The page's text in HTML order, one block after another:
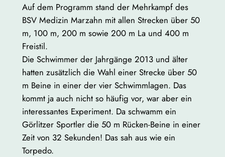
Auf dem Programm stand der Mehrkampf des
BSV Medizin Marzahn mit allen Strecken über 50
m, 100 m, 200 m sowie 200 m La und 400 m
Freistil.
Die Schwimmer der Jahrgänge 2013 und älter
hatten zusätzlich die Wahl einer Strecke über 50
m Beine in einer der vier Schwimmlagen. Das
kommt ja auch nicht so häufig vor, war aber ein
interessantes Experiment. Da schwamm ein
Görlitzer Sportler die 50 m Rücken-Beine in einer
Zeit von 32 Sekunden! Das sah aus wie ein
Torpedo.